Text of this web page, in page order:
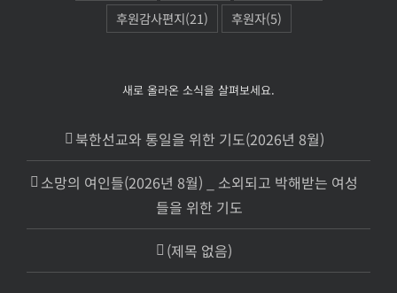
후원감사편지(21) 후원자(5)
새로 올라온 소식을 살펴보세요.
북한선교와 통일을 위한 기도(2026년 8월)
소망의 여인들(2026년 8월) _ 소외되고 박해받는 여성
들을 위한 기도
(제목 없음)